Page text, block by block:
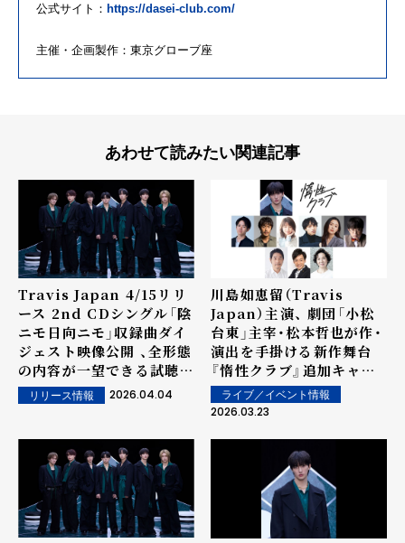
公式サイト： https://dasei-club.com/
主催・企画製作：東京グローブ座
あわせて読みたい関連記事
Travis Japan 4/15リリ
ース 2nd CDシングル「陰
ニモ日向ニモ」収録曲ダイ
ジェスト映像公開 、全形態
の内容が一望できる試聴映
像に
リリース情報 2026.04.04
川島如恵留（Travis
Japan）主演、 劇団「小松
台東」主宰・松本哲也が作・
演出を手掛ける新作舞台
『惰性クラブ』追加キャス
ト発表！
ライブ／イベント情報
2026.03.23